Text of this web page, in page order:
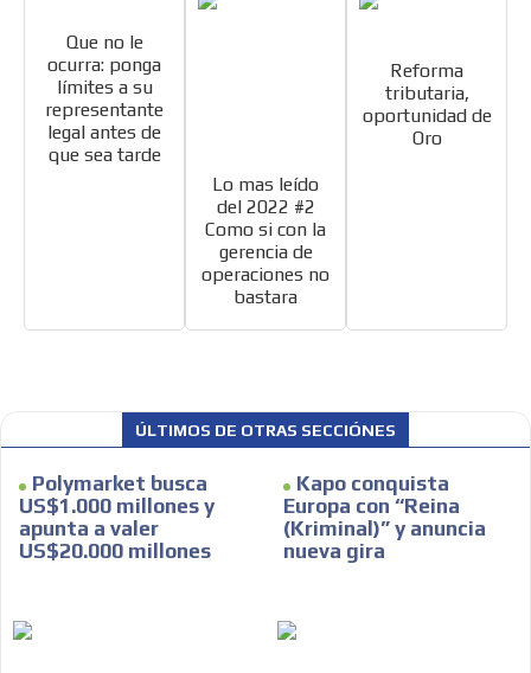
Que no le
ocurra: ponga
límites a su
representante
legal antes de
que sea tarde
Lo mas leído
del 2022 #2
Como si con la
gerencia de
operaciones no
bastara
Reforma
tributaria,
oportunidad de
Oro
ÚLTIMOS DE OTRAS SECCIÓNES
Polymarket busca
US$1.000 millones y
apunta a valer
US$20.000 millones
Kapo conquista
Europa con “Reina
(Kriminal)” y anuncia
nueva gira